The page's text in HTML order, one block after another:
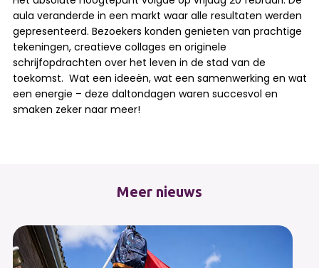
aula veranderde in een markt waar alle resultaten werden
gepresenteerd. Bezoekers konden genieten van prachtige
tekeningen, creatieve collages en originele
schrijfopdrachten over het leven in de stad van de
toekomst. Wat een ideeën, wat een samenwerking en wat
een energie – deze daltondagen waren succesvol en
smaken zeker naar meer!
Meer nieuws